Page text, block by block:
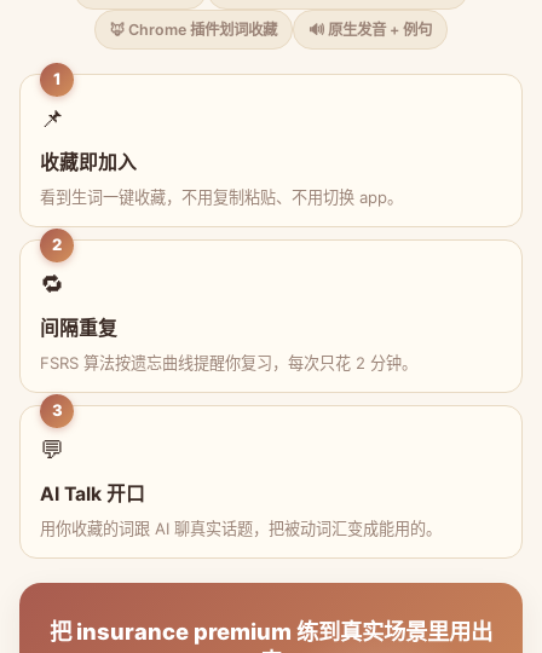
🦊 Chrome 插件划词收藏 🔊 原生发音 + 例句
1
📌
收藏即加入
看到生词一键收藏，不用复制粘贴、不用切换 app。
2
🔁
间隔重复
FSRS 算法按遗忘曲线提醒你复习，每次只花 2 分钟。
3
💬
AI Talk 开口
用你收藏的词跟 AI 聊真实话题，把被动词汇变成能用的。
把 insurance premium 练到真实场景里用出